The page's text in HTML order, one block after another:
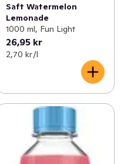
Saft Watermelon
Lemonade
1000 ml, Fun Light
26,95 kr
2,70 kr /l